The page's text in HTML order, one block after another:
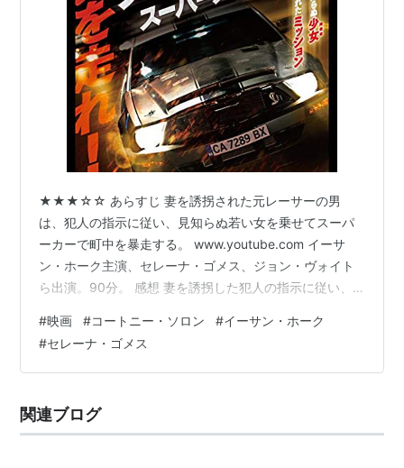
★★★☆☆ あらすじ 妻を誘拐された元レーサーの男
は、犯人の指示に従い、見知らぬ若い女を乗せてスーパ
ーカーで町中を暴走する。 www.youtube.com イーサ
ン・ホーク主演、セレーナ・ゴメス、ジョン・ヴォイト
ら出演。90分。 感想 妻を誘拐した犯人の指示に従い、
ぼ全編が車を運転するシーンで、カーアクション満載の
映画となっている。 序盤は用意された車に乗り込み、謎
の犯人の指示に従って、訳も分からぬままに車を暴走さ
ての腕前や何としてでも妻を取り戻そうとする覚悟が伝
わってくるが、次第にただ無機質…
#映画 #コートニー・ソロン #イーサン・ホーク
#セレーナ・ゴメス
関連ブログ